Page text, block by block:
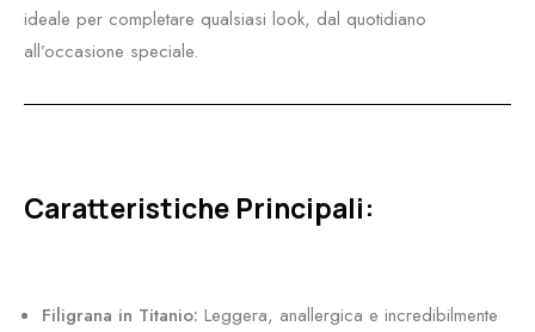
ideale per completare qualsiasi look, dal quotidiano
all’occasione speciale.
Caratteristiche Principali:
Filigrana in Titanio: Leggera, anallergica e incredibilmente